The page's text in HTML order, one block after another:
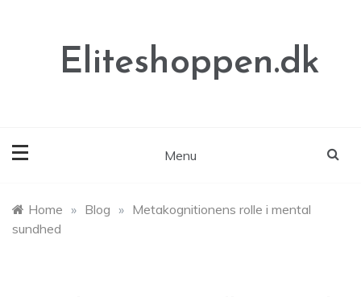
Eliteshoppen.dk
Menu
Home » Blog » Metakognitionens rolle i mental
sundhed